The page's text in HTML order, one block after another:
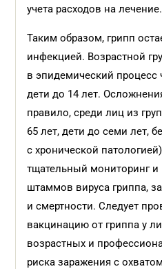
учета расходов на лечение.
Таким образом, грипп
инфекцией. Возрастной
в эпидемический процесс
дети до 14 лет.
правило, среди лиц из
65 лет, дети до семи лет,
с хронической
тщательный мониторинг
штаммов вируса гриппа,
и смертности. Следует
вакцинацию от гриппа у
возрастных и
риска заражения с